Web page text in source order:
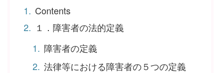
Contents
１．障害者の法的定義
障害者の定義
法律等における障害者の５つの定義